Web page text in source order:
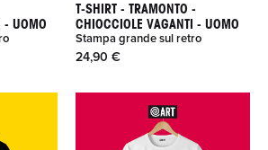
- UOMO
T-SHIRT - TRAMONTO -
CHIOCCIOLE VAGANTI - UOMO
Stampa grande sul retro
24,90 €